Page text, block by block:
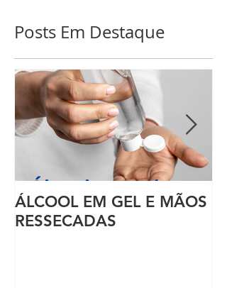
Posts Em Destaque
ÁLCOOL EM GEL E MÃOS
RESSECADAS